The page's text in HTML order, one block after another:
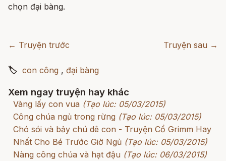
chọn đại bàng.
← Truyện trước Truyện sau →
🏷 con công , đại bàng
Xem ngay truyện hay khác
Vàng lấy con vua (Tạo lúc: 05/03/2015)
Công chúa ngủ trong rừng (Tạo lúc: 05/03/2015)
Chó sói và bảy chú dê con - Truyện Cổ Grimm Hay
Nhất Cho Bé Trước Giờ Ngủ (Tạo lúc: 05/03/2015)
Nàng công chúa và hạt đậu (Tạo lúc: 06/03/2015)